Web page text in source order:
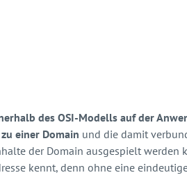
des OSI-Modells auf der
einer Domain und die damit
der Domain ausgespielt werden
kennt, denn ohne eine